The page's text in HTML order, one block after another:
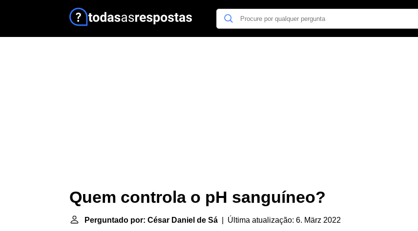
Quem controla o pH sanguíneo?
Perguntado por: César Daniel de Sá | Última atualização: 6. März 2022